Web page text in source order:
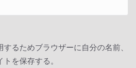
るためブラウザーに自分の名前、
を保存する。